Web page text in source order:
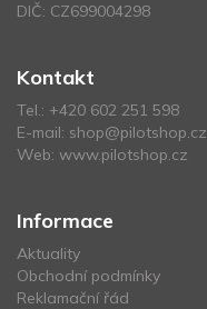
DIČ: CZ699004298
Kontakt
Tel.: +420 602 251 598
E-mail: shop@pilotshop.cz
Web: www.pilotshop.cz
Informace
Aktuality
Obchodní podmínky
Reklamační řád